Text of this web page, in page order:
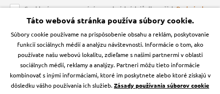
Obchodné podmienky
Kontakt
Podmienky ochrany osobných údajov
Zásady používanie cookies a Google Analytics
Souhlasím se zpracováním osobních údajů dle našichPodmínek
ochrany osobních údajů
Krmiva Pučálka na sociálnych sieťach
Instagran Facebook
Táto webová stránka používa súbory cookie.
Súbory cookie používame na prispôsobenie obsahu a reklám, poskytovanie
funkcií sociálnych médií a analýzu návštevnosti. Informácie o tom, ako
používate našu webovú lokalitu, zdieľame s našimi partnermi v oblasti
sociálnych médií, reklamy a analýzy. Partneri môžu tieto informácie
kombinovať s inými informáciami, ktoré im poskytnete alebo ktoré získajú v
dôsledku vášho používania ich služieb.Zásady používania súborov cookie